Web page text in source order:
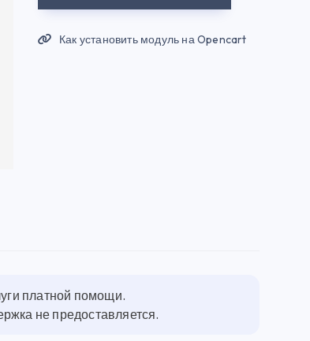
Как установить модуль на Opencart
платной помощи.
не предоставляется.